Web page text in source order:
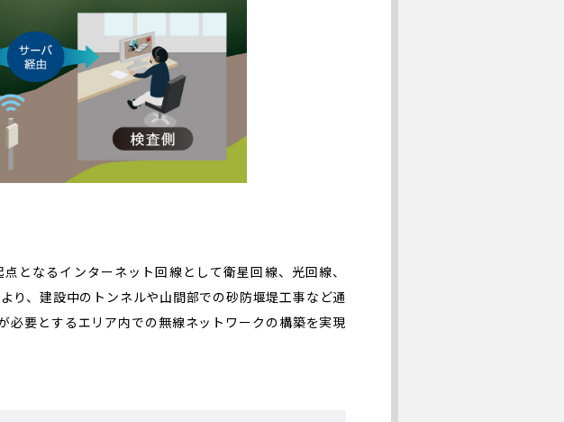
となるインターネット回線として衛星回線、光回線、
り、建設中のトンネルや山間部での砂防堰堤工事など通
必要とするエリア内での無線ネットワークの構築を実現